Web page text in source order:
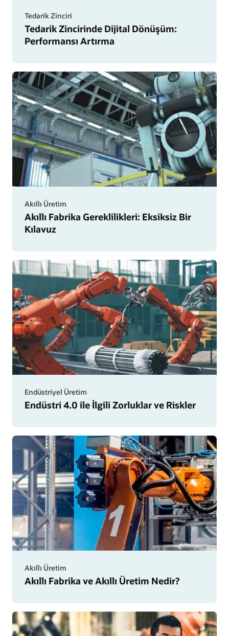
Tedarik Zinciri
Tedarik Zincirinde Dijital Dönüşüm:
Performansı Artırma
Akıllı Üretim
Akıllı Fabrika Gereklilikleri: Eksiksiz Bir
Kılavuz
Endüstriyel Üretim
Endüstri 4.0 ile İlgili Zorluklar ve Riskler
Akıllı Üretim
Akıllı Fabrika ve Akıllı Üretim Nedir?Akıllı
Akıllı
Üretim
Nedir?